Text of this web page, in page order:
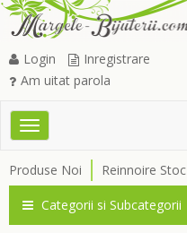
Login
Inregistrare
Am uitat parola
Toggle
Produse Noi Reinnoire Stoc
Categorii si Subcategorii